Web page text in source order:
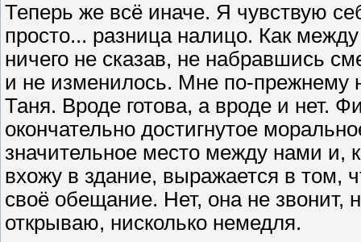
Теперь же всё иначе. Я чувствую
просто... разница налицо. Как
ничего не сказав, не набравшись
и не изменилось. Мне по-прежнему
Таня. Вроде готова, а вроде и нет.
окончательно достигнутое
значительное место между нами и,
вхожу в здание, выражается в том,
своё обещание. Нет, она не звонит,
открываю, нисколько немедля.